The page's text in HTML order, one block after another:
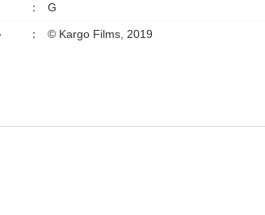
G
© Kargo Films, 2019